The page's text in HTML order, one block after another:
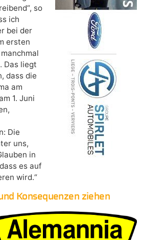
so
ich
bei der
ersten
Das liegt
dass die
am
1. Juni
Die
uns,
in
es auf
wird.“
Konsequenzen ziehen